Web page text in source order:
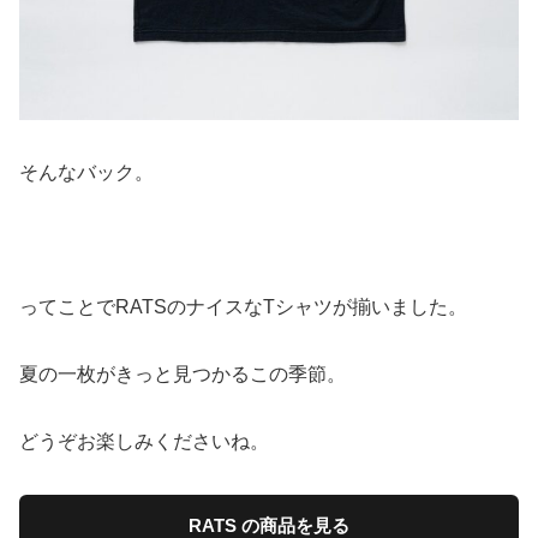
そんなバック。
ってことでRATSのナイスなTシャツが揃いました。
夏の一枚がきっと見つかるこの季節。
どうぞお楽しみくださいね。
RATS の商品を見る